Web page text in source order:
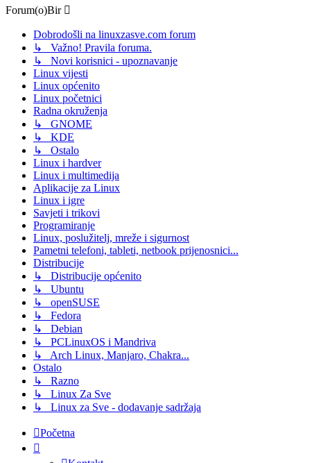
Forum(o)Bir
Dobrodošli na linuxzasve.com forum
↳ Važno! Pravila foruma.
↳ Novi korisnici - upoznavanje
Linux vijesti
Linux općenito
Linux početnici
Radna okruženja
↳ GNOME
↳ KDE
↳ Ostalo
Linux i hardver
Linux i multimedija
Aplikacije za Linux
Linux i igre
Savjeti i trikovi
Programiranje
Linux, poslužitelj, mreže i sigurnost
Pametni telefoni, tableti, netbook prijenosnici...
Distribucije
↳ Distribucije općenito
↳ Ubuntu
↳ openSUSE
↳ Fedora
↳ Debian
↳ PCLinuxOS i Mandriva
↳ Arch Linux, Manjaro, Chakra...
Ostalo
↳ Razno
↳ Linux Za Sve
↳ Linux za Sve - dodavanje sadržaja
Početna